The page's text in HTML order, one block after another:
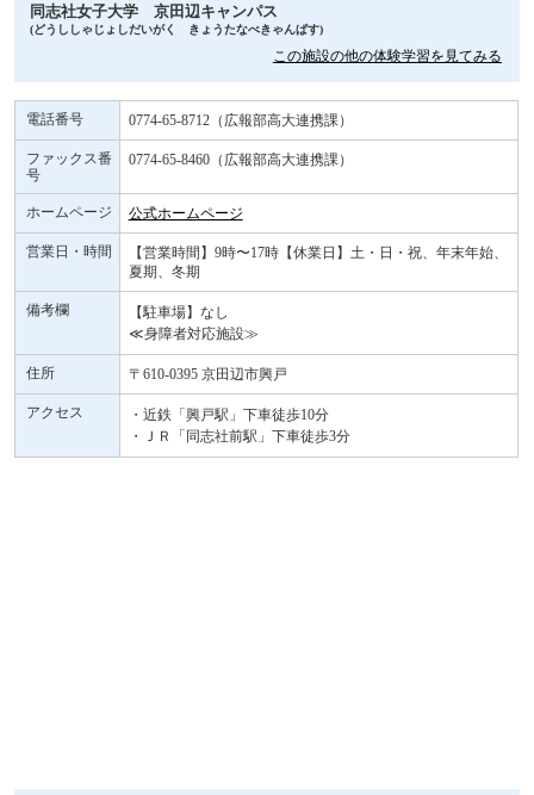
同志社女子大学 京田辺キャンパス
(どうししゃじょしだいがく きょうたなべきゃんぱす)
この施設の他の体験学習を見てみる
電話番号 0774-65-8712（広報部高大連携課）
ファックス番
号
0774-65-8460（広報部高大連携課）
ホームページ 公式ホームページ
営業日・時間
【営業時間】9時〜17時【休業日】土・日・祝、年末年始、
夏期、冬期
備考欄
【駐車場】なし
≪身障者対応施設≫
住所 〒610-0395 京田辺市興戸
アクセス
・近鉄「興戸駅」下車徒歩10分
・ＪＲ「同志社前駅」下車徒歩3分